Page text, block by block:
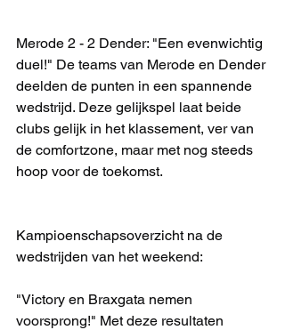
Merode 2 - 2 Dender: "Een evenwichtig
duel!" De teams van Merode en Dender
deelden de punten in een spannende
wedstrijd. Deze gelijkspel laat beide
clubs gelijk in het klassement, ver van
de comfortzone, maar met nog steeds
hoop voor de toekomst.
Kampioenschapsoverzicht na de
wedstrijden van het weekend:
"Victory en Braxgata nemen
voorsprong!" Met deze resultaten